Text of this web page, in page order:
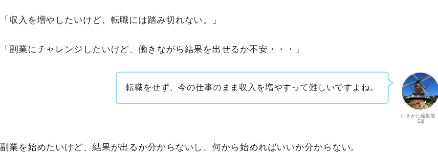
「収入を増やしたいけど、転職には踏み切れない。」
「副業にチャレンジしたいけど、働きながら結果を出せるか不安・・・」
いきかた編集
Eiji
転職をせず、今の仕事のまま収入を増やすって難しいですよね。
副業を始めたいけど、結果が出るか分からないし、何から始めればいいか分からない。